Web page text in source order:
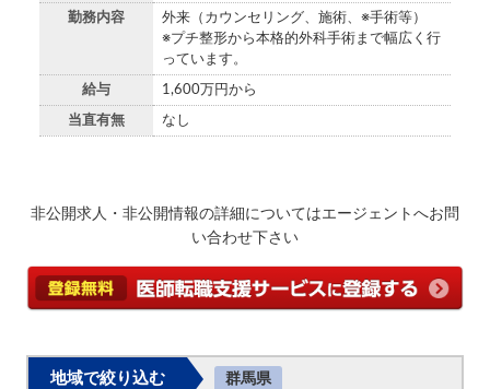
勤務内容
外来（カウンセリング、施術、※手術等）
※プチ整形から本格的外科手術まで幅広く行
っています。
給与 1,600万円から
当直有無 なし
非公開求人・非公開情報の詳細についてはエージェントへお問
い合わせ下さい
地域で絞り込む 群馬県